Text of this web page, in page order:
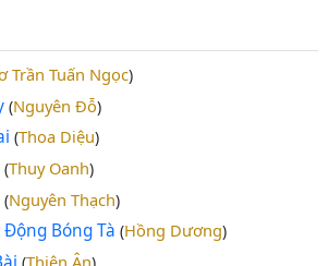
Trần Tuấn Ngọc)
(Nguyên Đỗ)
(Thoa Diệu)
(Thuy Oanh)
(Nguyên Thạch)
Động Bóng Tà (Hồng Dương)
Thiên Ân